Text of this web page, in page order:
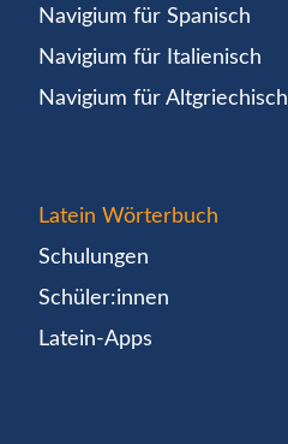
Navigium für Spanisch
Navigium für Italienisch
Navigium für Altgriechisch
Latein Wörterbuch
Schulungen
Schüler:innen
Latein-Apps